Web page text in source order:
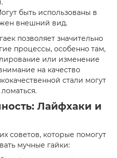
быть использованы в
внешний вид.
позволяет значительно
процессы, особенно там,
или изменение
на качество
стали могут
Лайфхаки и
советов, которые помогут
мучные гайки: